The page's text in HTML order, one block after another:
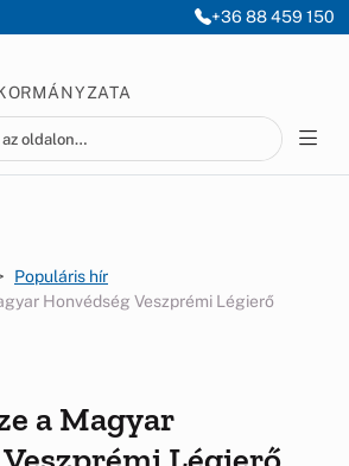
+36 88 459 150
Populáris hír
Honvédség Veszprémi Légierő
a Magyar